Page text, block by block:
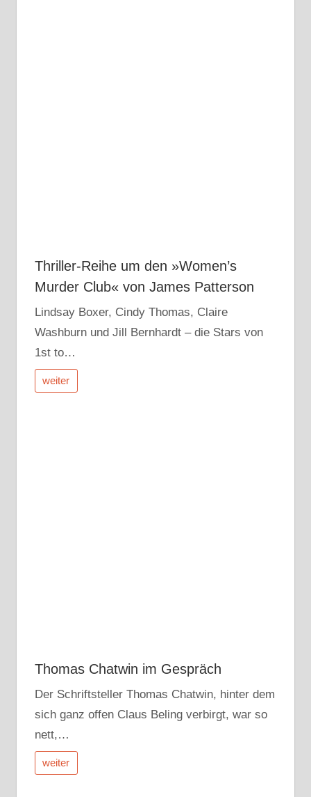
Thriller-Reihe um den »Women’s
Murder Club« von James Patterson
Lindsay Boxer, Cindy Thomas, Claire
Washburn und Jill Bernhardt – die Stars von
1st to…
weiter
Thomas Chatwin im Gespräch
Der Schriftsteller Thomas Chatwin, hinter dem
sich ganz offen Claus Beling verbirgt, war so
nett,…
weiter